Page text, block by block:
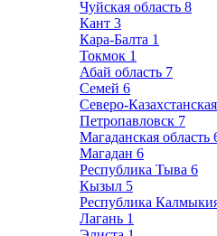
Чуйская область 8
Кант 3
Кара-Балта 1
Токмок 1
Абай область 7
Семей 6
Северо-
Петропавловск 7
Магаданская область
Магадан 6
Республика Тыва 6
Кызыл 5
Республика
Лагань 1